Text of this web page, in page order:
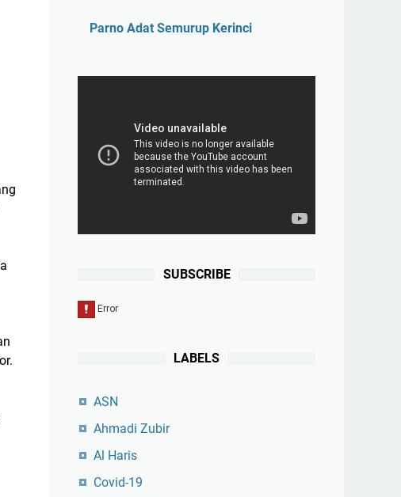
Parno Adat Semurup Kerinci
SUBSCRIBE
LABELS
ASN
Ahmadi Zubir
Al Haris
Covid-19